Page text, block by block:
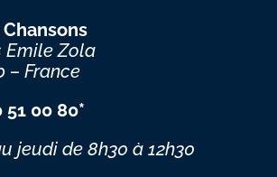
Emile Zola
– France
51 00 80*
jeudi de 8h30 à 12h30